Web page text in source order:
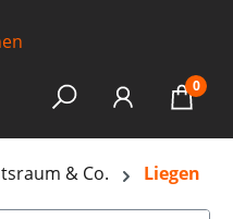
0
& Co. Liegen